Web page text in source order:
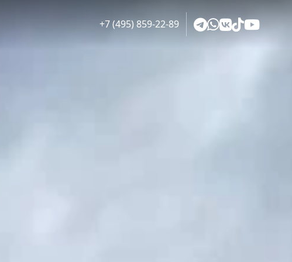
+7 (495) 859-22-89